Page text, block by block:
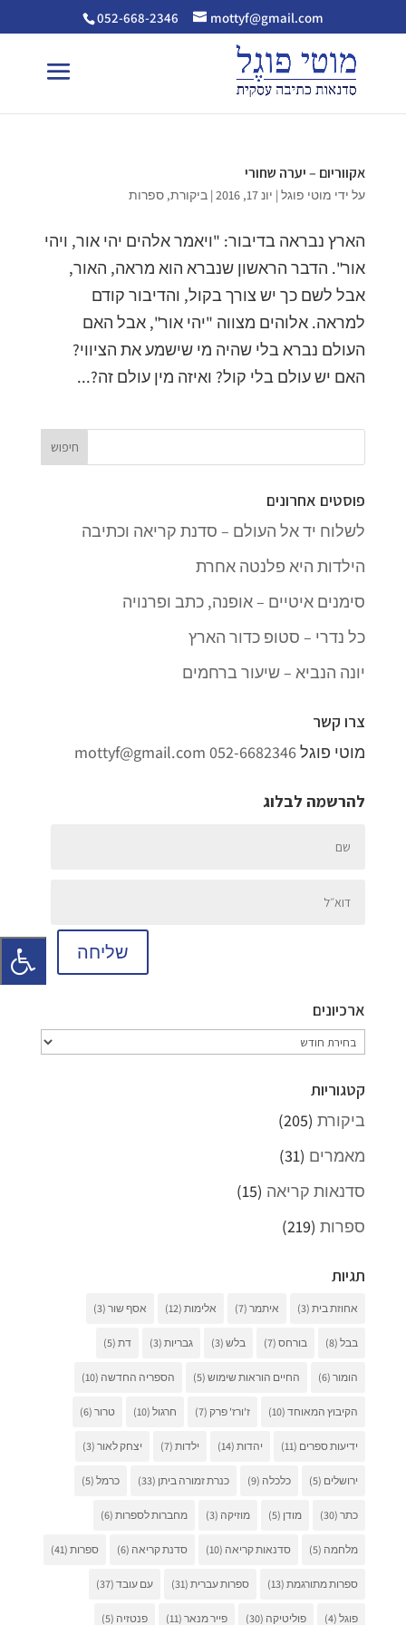
052-668-2346 mottyf@gmail.com
אקווריום – יערה שחורי
על ידי מוטי פוגל| יונ 17, 2016 | ביקורת, ספרות
הארץ נבראה בדיבור: "ויאמר אלהים יהי אור, ויהי
אור". הדבר הראשון שנברא הוא מראה, האור,
אבל לשם כך יש צורך בקול, והדיבור קודם
למראה. אלוהים מצווה "יהי אור", אבל האם
העולם נברא בלי שהיה מי שישמע את הציווי?
האם יש עולם בלי קול? ואיזה מין עולם זה?...
פוסטים אחרונים
לשלוח יד אל העולם – סדנת קריאה וכתיבה
הילדות היא פלנטה אחרת
סימנים איטיים – אופנה, כתב ופרנויה
כל נדרי – סטופ כדור הארץ
יונה הנביא – שיעור ברחמים
צרו קשר
מוטי פוגל052-6682346
mottyf@gmail.com
להרשמה לבלוג
שליחה
ארכיונים
ארכיונים
קטגוריות
ביקורת(205)
מאמרים (31)
סדנאות קריאה (15)
ספרות(219)
תגיות
אחוזת בית(3) איתמר(7) אלימות(12) אסף שור(3)
בבל(8) בורחס(7) בלש(3) גבריות(3) דת(5)
הומור(6) החיים הוראות שימוש(5) הספריה החדשה (10)
הקיבוץ המאוחד(10) ז'ורז' פרק(7) חרגול(10) טרור(6)
ידיעות ספרים (11) יהדות(14) ילדות(7) יצחק לאור(3)
ירושלים (5) כלכלה (9) כנרת זמורה ביתן (33) כרמל(5)
כתר(30) מודן (5) מוזיקה (3) מחברות לספרות(6)
מלחמה (5) סדנאות קריאה (10) סדנת קריאה (6) ספרות(41)
ספרות מתורגמת(13) ספרות עברית(31) עם עובד(37)
פוגל(4) פוליטיקה (30) פייר מנאר(11) פנטזיה (5)